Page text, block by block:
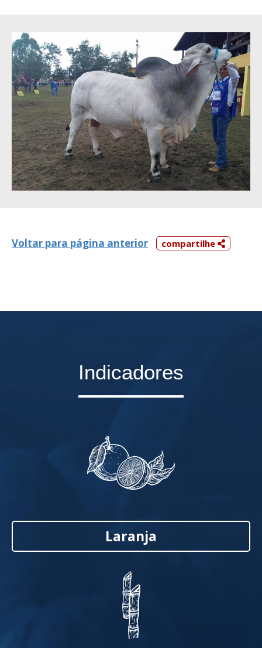
Voltar para página anterior compartilhe
Indicadores
Laranja